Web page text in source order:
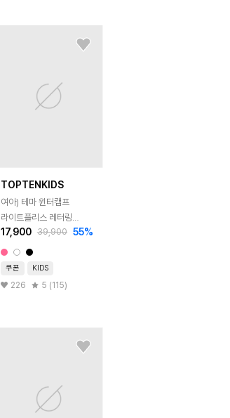
TOPTENKIDS
여아) 테마 윈터캠프
라이트플리스 레터링
스웨트셔츠
17,900 39,900 55%
쿠폰 KIDS
226 5 (115)